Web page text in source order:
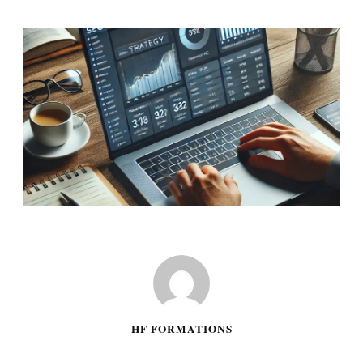
HF FORMATIONS